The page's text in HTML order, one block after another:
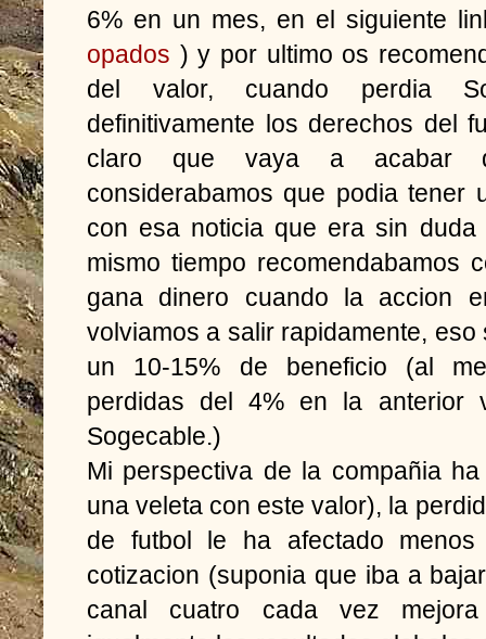
6% en un mes, en el siguiente
opados ) y por ultimo os
del valor, cuando perdia
definitivamente los derechos del
claro que vaya a acabar
considerabamos que podia tener
con esa noticia que era sin
mismo tiempo recomendabamos
gana dinero cuando la accion
volviamos a salir rapidamente,
un 10-15% de beneficio (al
perdidas del 4% en la anterior
Sogecable.)
Mi perspectiva de la compañia
una veleta con este valor), la
de futbol le ha afectado
cotizacion (suponia que iba a
canal cuatro cada vez